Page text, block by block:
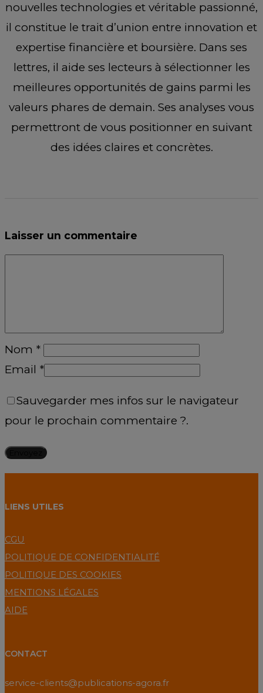
nouvelles technologies et véritable passionné,
il constitue le trait d’union entre innovation et
expertise financière et boursière. Dans ses
lettres, il aide ses lecteurs à sélectionner les
meilleures opportunités de gains parmi les
valeurs phares de demain. Ses analyses vous
permettront de vous positionner en suivant
des idées claires et concrètes.
Laisser un commentaire
Nom *
Email *
Sauvegarder mes infos sur le navigateur
pour le prochain commentaire ?.
LIENS UTILES
CGU
POLITIQUE DE CONFIDENTIALITÉ
POLITIQUE DES COOKIES
MENTIONS LÉGALES
AIDE
CONTACT
service-clients@publications-agora.fr